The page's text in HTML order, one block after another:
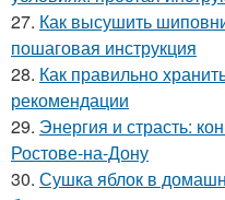
27. Как высушить
пошаговая инструкция
28. Как правильно
рекомендации
29. Энергия и страсть:
Ростове-на-Дону
30. Сушка яблок в